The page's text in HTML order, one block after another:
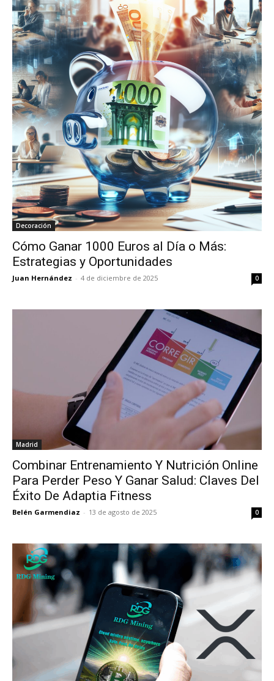
Decoración
Cómo Ganar 1000 Euros al Día o Más:
Estrategias y Oportunidades
Juan Hernández - 4 de diciembre de 2025 0
Madrid
Combinar Entrenamiento Y Nutrición Online
Para Perder Peso Y Ganar Salud: Claves Del
Éxito De Adaptia Fitness
Belén Garmendiaz - 13 de agosto de 2025 0